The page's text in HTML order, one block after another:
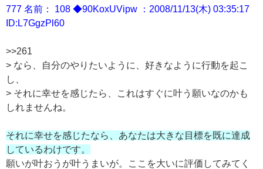
777 名前： 108 ◆90KoxUVipw ：2008/11/13(木) 03:35:17
ID:L7GgzPl60
>>261
> なら、自分のやりたいように、好きなように行動を起こ
し、
> それに幸せを感じたら、これはすぐに叶う願いなのかも
しれませんね。
それに幸せを感じたなら、あなたは大きな目標を既に達成
しているわけです。
願いが叶おうが叶うまいが。ここを大いに評価してみてく